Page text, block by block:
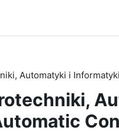
Automatyki i